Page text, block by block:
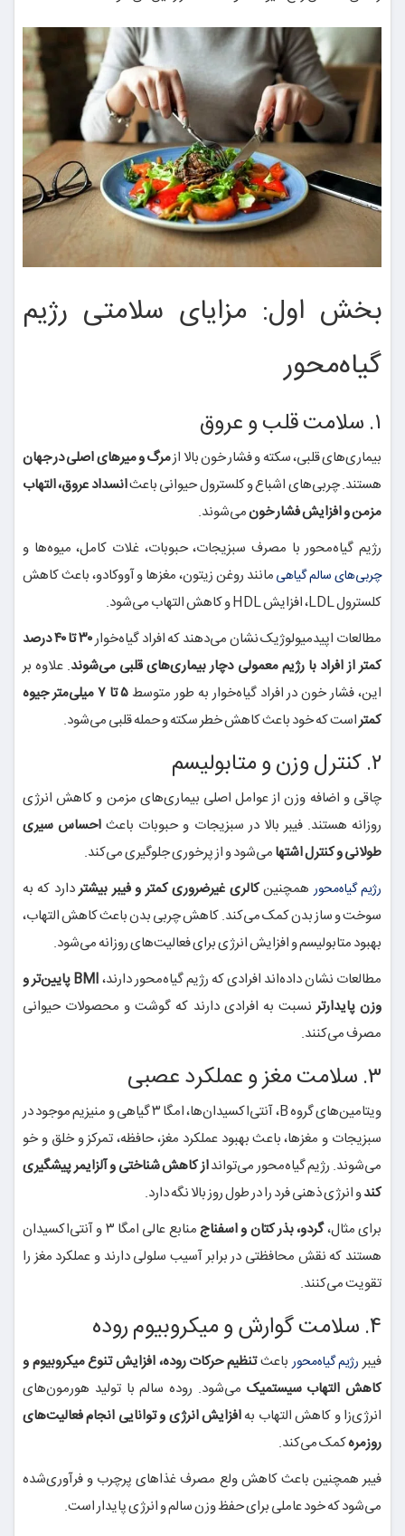
بخش اول: مزایای سلامتی رژیم
گیاه‌محور
۱. سلامت قلب و عروق
بیماری‌های قلبی، سکته و فشار خون بالا ازمرگ و میرهای اصلی در جهان
هستند. چربی‌های اشباع و کلسترول حیوانی باعثانسداد عروق، التهاب
مزمن و افزایش فشار خونمی‌شوند.
رژیم گیاه‌محور با مصرف سبزیجات، حبوبات، غلات کامل، میوه‌ها و
چربی‌های سالم گیاهیمانند روغن زیتون، مغزها و آووکادو، باعث کاهش
کلسترول LDL، افزایش HDL و کاهش التهاب می‌شود.
مطالعات اپیدمیولوژیک نشان می‌دهند که افراد گیاه‌خوار
۳۰ تا ۴۰ درصد
کمتر از افراد با رژیم معمولی دچار بیماری‌های قلبی می‌شوند. علاوه بر
این، فشار خون در افراد گیاه‌خوار به طور متوسط
۵ تا ۷ میلی‌متر جیوه
کمتراست که خود باعث کاهش خطر سکته و حمله قلبی می‌شود.
۲. کنترل وزن و متابولیسم
چاقی و اضافه وزن از عوامل اصلی بیماری‌های مزمن و کاهش انرژی
روزانه هستند. فیبر بالا در سبزیجات و حبوبات باعث احساس سیری
طولانی و کنترل اشتهامی‌شود و از پرخوری جلوگیری می‌کند.
رژیم گیاه‌محور همچنینکالری غیرضروری کمتر و فیبر بیشتردارد که به
سوخت و ساز بدن کمک می‌کند. کاهش چربی بدن باعث کاهش التهاب،
بهبود متابولیسم و افزایش انرژی برای فعالیت‌های روزانه می‌شود.
مطالعات نشان داده‌اند افرادی که رژیم گیاه‌محور دارند،
BMI پایین‌تر و
وزن پایدارتر نسبت به افرادی دارند که گوشت و محصولات حیوانی
مصرف می‌کنند.
۳. سلامت مغز و عملکرد عصبی
ویتامین‌های گروه B، آنتی‌اکسیدان‌ها، امگا ۳ گیاهی و منیزیم موجود در
سبزیجات و مغزها، باعث بهبود عملکرد مغز، حافظه، تمرکز و خلق و خو
می‌شوند. رژیم گیاه‌محور می‌توانداز کاهش شناختی و آلزایمر پیشگیری
کندو انرژی ذهنی فرد را در طول روز بالا نگه دارد.
برای مثال،گردو، بذر کتان و اسفناج
منابع عالی امگا ۳ و آنتی‌اکسیدان
هستند که نقش محافظتی در برابر آسیب سلولی دارند و عملکرد مغز را
تقویت می‌کنند.
۴. سلامت گوارش و میکروبیوم روده
فیبر رژیم گیاه‌محور باعثتنظیم حرکات روده، افزایش تنوع میکروبیوم و
کاهش التهاب سیستمیک می‌شود. روده سالم با تولید هورمون‌های
انرژی‌زا و کاهش التهاب بهافزایش انرژی و توانایی انجام فعالیت‌های
روزمرهکمک می‌کند.
فیبر همچنین باعث کاهش ولع مصرف غذاهای پرچرب و فرآوری‌شده
می‌شود که خود عاملی برای حفظ وزن سالم و انرژی پایدار است.